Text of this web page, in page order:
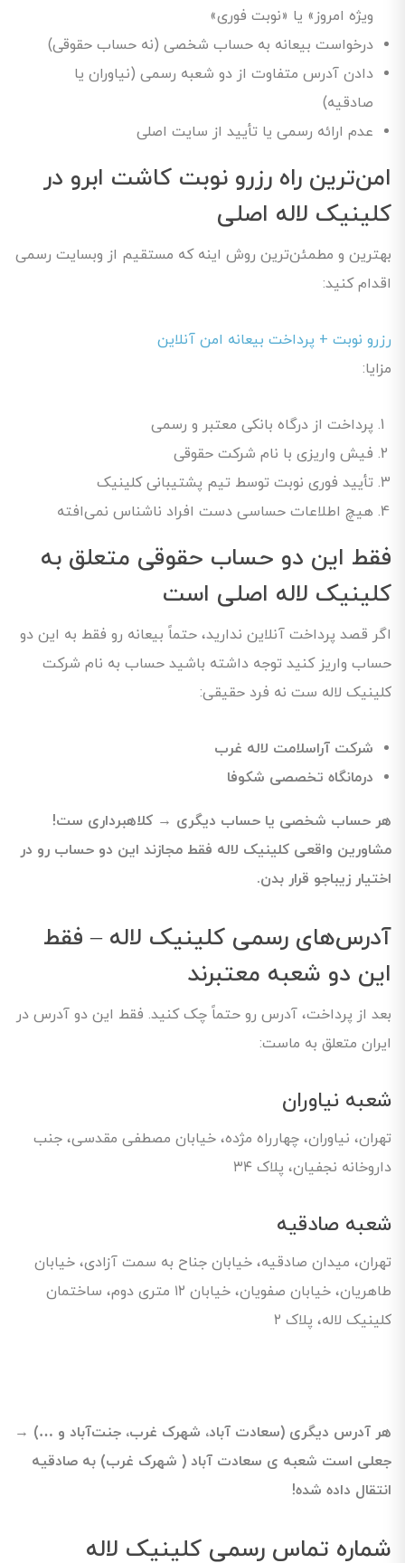
ویژه امروز» یا «نوبت فوری»
درخواست بیعانه به حساب شخصی (نه حساب حقوقی)
دادن آدرس متفاوت از دو شعبه رسمی (نیاوران یا
صادقیه)
عدم ارائه رسمی یا تأیید از سایت اصلی
امن‌ترین راه رزرو نوبت کاشت ابرو در
کلینیک لاله اصلی
بهترین و مطمئن‌ترین روش اینه که مستقیم از وبسایت رسمی
اقدام کنید:
رزرو نوبت + پرداخت بیعانه امن آنلاین
مزایا:
پرداخت از درگاه بانکی معتبر و رسمی
فیش واریزی با نام شرکت حقوقی
تأیید فوری نوبت توسط تیم پشتیبانی کلینیک
هیچ اطلاعات حساسی دست افراد ناشناس نمی‌افته
فقط این دو حساب حقوقی متعلق به
کلینیک لاله اصلی است
اگر قصد پرداخت آنلاین ندارید، حتماً بیعانه رو فقط به این دو
حساب واریز کنید توجه داشته باشید حساب به نام شرکت
کلینیک لاله ست نه فرد حقیقی:
شرکت آراسلامت لاله غرب
درمانگاه تخصصی شکوفا
هر حساب شخصی یا حساب دیگری → کلاهبرداری ست!
مشاورین واقعی کلینیک لاله فقط مجازند این دو حساب رو در
اختیار زیباجو قرار بدن.
آدرس‌های رسمی کلینیک لاله – فقط
این دو شعبه معتبرند
بعد از پرداخت، آدرس رو حتماً چک کنید. فقط این دو آدرس در
ایران متعلق به ماست:
شعبه نیاوران
تهران، نیاوران، چهارراه مژده، خیابان مصطفی مقدسی، جنب
داروخانه نجفیان، پلاک ۳۴
شعبه صادقیه
تهران، میدان صادقیه، خیابان جناح به سمت آزادی، خیابان
طاهریان، خیابان صفویان، خیابان ۱۲ متری دوم، ساختمان
کلینیک لاله، پلاک ۲
هر آدرس دیگری (سعادت آباد، شهرک غرب، جنت‌آباد و …) →
جعلی است شعبه ی سعادت آباد ( شهرک غرب) به صادقیه
انتقال داده شده!
شماره تماس رسمی کلینیک لاله